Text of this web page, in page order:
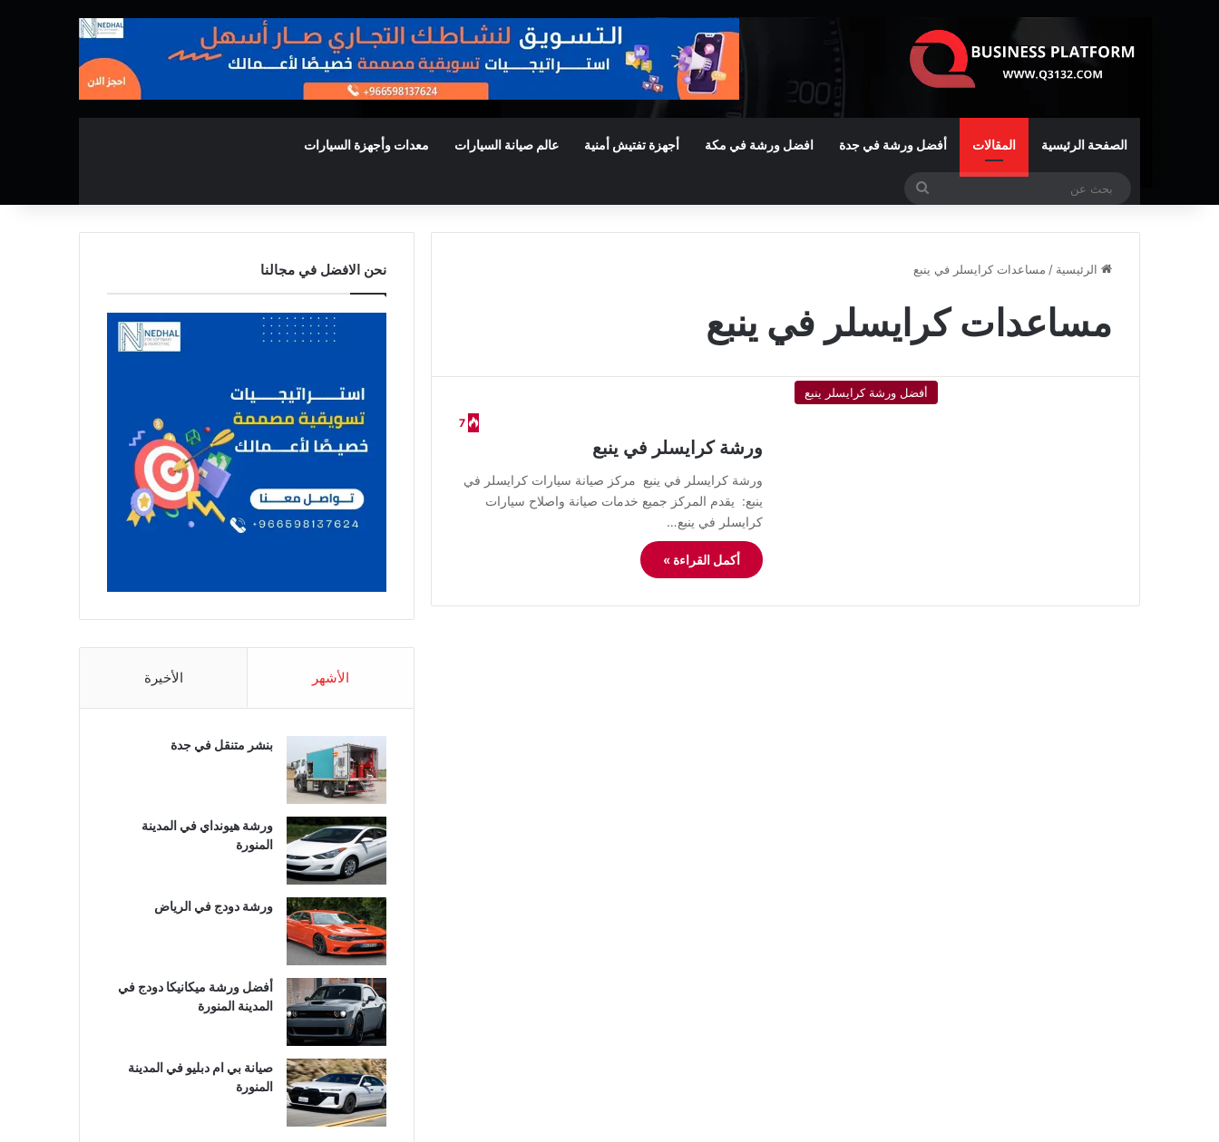
الصفحة الرئيسية المقالات أفضل ورشة في جدة افضل ورشة في مكة أجهزة تفتيش أمنية عالم صيانة السيارات معدات وأجهزة السيارات
الرئيسية / مساعدات كرايسلر في ينبع
مساعدات كرايسلر في ينبع
أفضل ورشة كرايسلر ينبع
7
ورشة كرايسلر في ينبع
ورشة كرايسلر في ينبع مركز صيانة سيارات كرايسلر في
ينبع: يقدم المركز جميع خدمات صيانة واصلاح سيارات
كرايسلر في ينبع…
أكمل القراءة »
نحن الافضل في مجالنا
الأشهر الأخيرة
بنشر متنقل في جدة
ورشة هيونداي في المدينة
المنورة
ورشة دودج في الرياض
أفضل ورشة ميكانيكا دودج في
المدينة المنورة
صيانة بي ام دبليو في المدينة
المنورة